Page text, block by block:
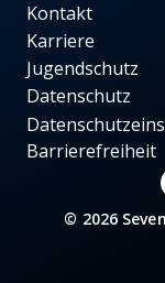
Kontakt
Karriere
Jugendschutz
Datenschutz
Barrierefreiheit
© 2026